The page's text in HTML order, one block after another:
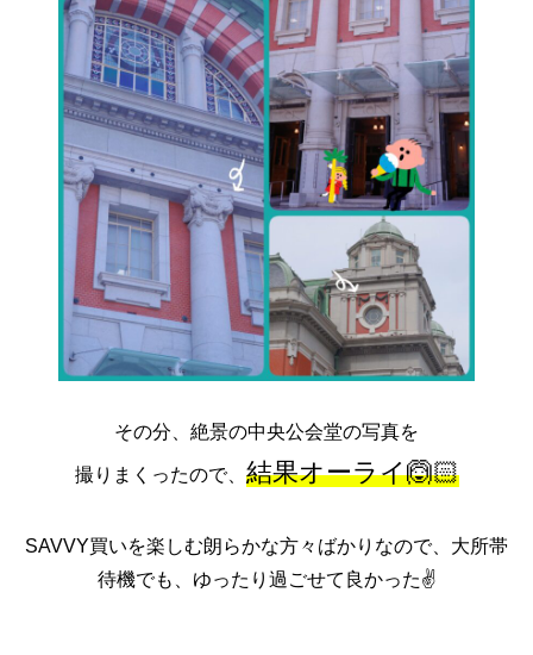
その分、絶景の中央公会堂の写真を
撮りまくったので、 結果オーライ🙆🏻
SAVVY買いを楽しむ朗らかな方々ばかりなので、大所帯
待機でも、ゆったり過ごせて良かった✌️